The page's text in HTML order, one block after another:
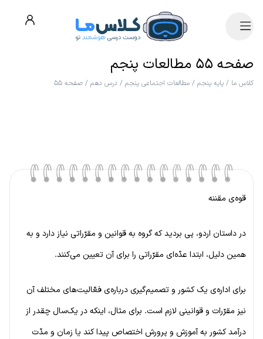
صفحه ۵۵ مطالعات پنجم
کلاس ما / پایه پنجم / مطالعات اجتماعی پنجم / درس دهم / صفحه ۵۵
قوه‌ی مقننه
در داستان اردو، پی بردید که گروه به قوانین و مقرّراتی نیاز دارد و به
همین دلیل، ابتدا عدّه‌ای مقرّراتی را برای آن تعیین می‌کنند.
برای اداره‌ی یک کشور و تصمیم‌گیری درباره‌ی فعّالیت‌های مختلف آن
نیز مقرّرات و قوانینی لازم است. برای مثال، اینکه در یک‌سال چقدر از
درآمد کشور به آموزش و پرورش اختصاص پیدا کند یا زمان و مدّت